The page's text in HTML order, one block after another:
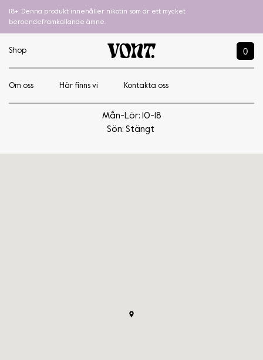
18+. Denna produkt innehåller nikotin som är ett mycket
beroendeframkallande ämne.
Shop 0
Om oss Här finns vi Kontakta oss
Elekcig
Mån-Lör: 10-18
Sön: Stängt